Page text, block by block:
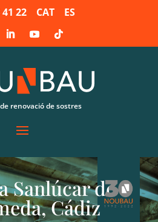
22 CAT ES
renovació de sostres
Sanlúcar de
Cádiz